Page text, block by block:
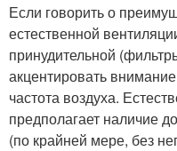
Если говорить о
естественной
принудительной
акцентировать
частота воздуха.
предполагает наличие
(по крайней мере, без